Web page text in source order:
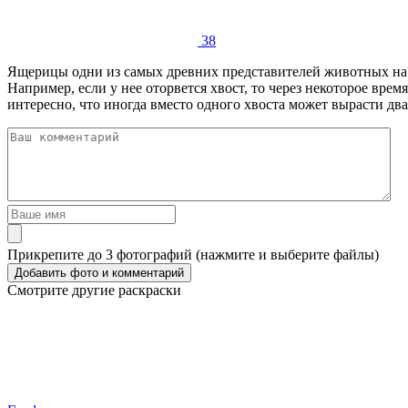
38
Ящерицы одни из самых древних представителей животных
Например, если у нее оторвется хвост, то через некоторое
интересно, что иногда вместо одного хвоста может вырасти
Прикрепите до 3 фотографий (нажмите и выберите файлы)
Смотрите другие раскраски